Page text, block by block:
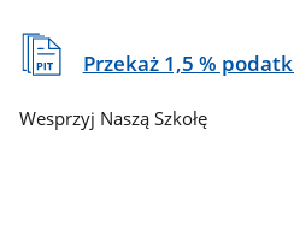
Przekaż 1,5 %
Wesprzyj Naszą Szkołę